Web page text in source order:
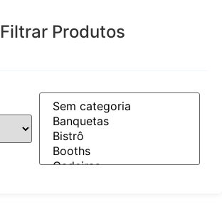
Filtrar Produtos